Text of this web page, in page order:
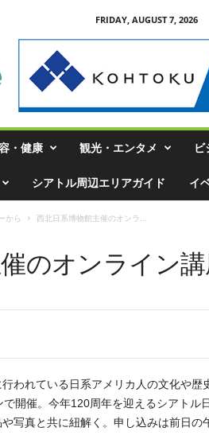
FRIDAY, AUGUST 7, 2026
・健康 観光・エンタメ ビ
シアトル周辺エリアガイド イ
から 西北日系博物館主催のオンラ...
のオンライン
われている日系アメリカ人の文化や歴
開催。今年120周年を迎えるシアトル
写真と共に紐解く。申し込みは前日の